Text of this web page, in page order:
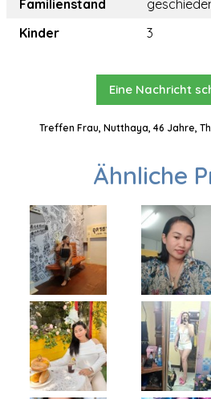
Familienstand
Kinder
3
Eine Nachricht
Treffen Frau, Nutthaya, 46 Jahre,
Ähnliche